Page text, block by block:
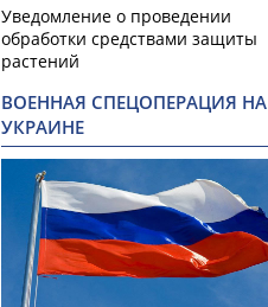
Уведомление о проведении
обработки средствами защиты
растений
ВОЕННАЯ СПЕЦОПЕРАЦИЯ НА
УКРАИНЕ